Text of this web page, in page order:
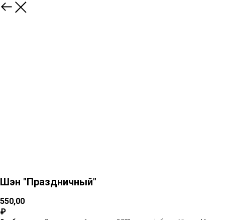
Шэн "Праздничный"
550,00
₽